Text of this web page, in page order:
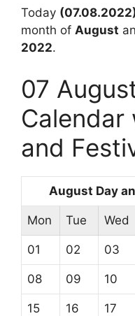
Today
month of August
2022.
07
Calendar
and
August Day
Mon Tue Wed
01 02 03
08 09 10
15 16 17